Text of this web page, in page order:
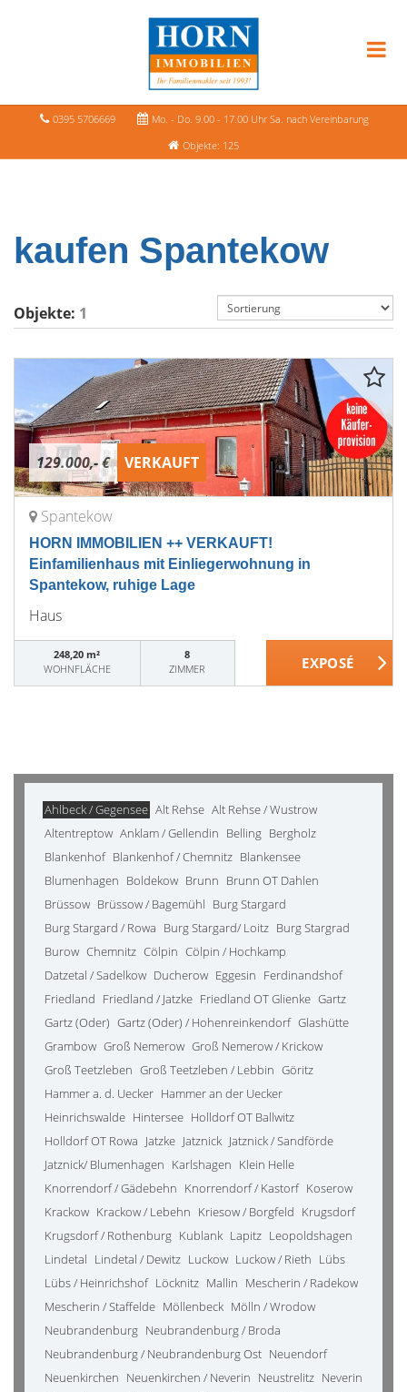
0395 5706669
Mo. - Do. 9.00 - 17.00 Uhr Sa. nach Vereinbarung
Objekte: 125
kaufen Spantekow
Objekte: 1
129.000,- € VERKAUFT
Spantekow
HORN IMMOBILIEN ++ VERKAUFT!
Einfamilienhaus mit Einliegerwohnung in
Spantekow, ruhige Lage
Haus
248,20 m²
WOHNFLÄCHE
8
ZIMMER
Ahlbeck / Gegensee Alt Rehse Alt Rehse / Wustrow
Altentreptow Anklam / Gellendin Belling Bergholz
Blankenhof Blankenhof / Chemnitz Blankensee
Blumenhagen Boldekow Brunn Brunn OT Dahlen
Brüssow Brüssow / Bagemühl Burg Stargard
Burg Stargard / Rowa Burg Stargard/ Loitz Burg Stargrad
Burow Chemnitz Cölpin Cölpin / Hochkamp
Datzetal / Sadelkow Ducherow Eggesin Ferdinandshof
Friedland Friedland / Jatzke Friedland OT Glienke Gartz
Gartz (Oder) Gartz (Oder) / Hohenreinkendorf Glashütte
Grambow Groß Nemerow Groß Nemerow / Krickow
Groß Teetzleben Groß Teetzleben / Lebbin Göritz
Hammer a. d. Uecker Hammer an der Uecker
Heinrichswalde Hintersee Holldorf OT Ballwitz
Holldorf OT Rowa Jatzke Jatznick Jatznick / Sandförde
Jatznick/ Blumenhagen Karlshagen Klein Helle
Knorrendorf / Gädebehn Knorrendorf / Kastorf Koserow
Krackow Krackow / Lebehn Kriesow / Borgfeld Krugsdorf
Krugsdorf / Rothenburg Kublank Lapitz Leopoldshagen
Lindetal Lindetal / Dewitz Luckow Luckow / Rieth Lübs
Lübs / Heinrichshof Löcknitz Mallin Mescherin / Radekow
Mescherin / Staffelde Möllenbeck Mölln / Wrodow
Neubrandenburg Neubrandenburg / Broda
Neubrandenburg / Neubrandenburg Ost Neuendorf
Neuenkirchen Neuenkirchen / Neverin Neustrelitz Neverin